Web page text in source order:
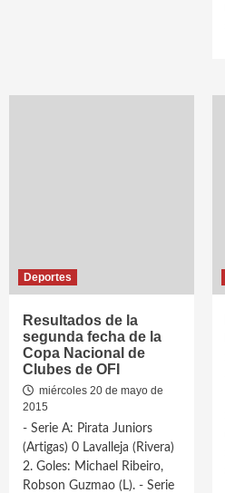
Deportes
Resultados de la
segunda fecha de la
Copa Nacional de
Clubes de OFI
miércoles 20 de mayo de
2015
- Serie A: Pirata Juniors
(Artigas) 0 Lavalleja (Rivera)
2. Goles: Michael Ribeiro,
Robson Guzmao (L). - Serie